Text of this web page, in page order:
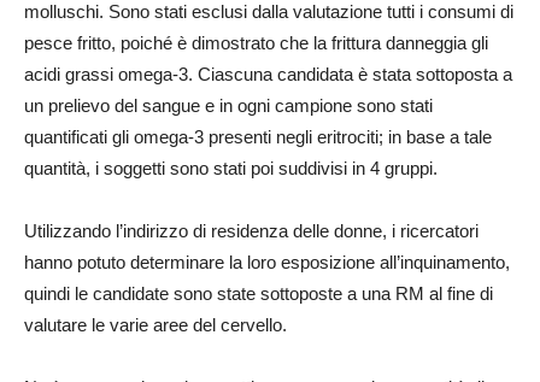
molluschi. Sono stati esclusi dalla valutazione tutti i consumi di
pesce fritto, poiché è dimostrato che la frittura danneggia gli
acidi grassi omega-3. Ciascuna candidata è stata sottoposta a
un prelievo del sangue e in ogni campione sono stati
quantificati gli omega-3 presenti negli eritrociti; in base a tale
quantità, i soggetti sono stati poi suddivisi in 4 gruppi.
Utilizzando l’indirizzo di residenza delle donne, i ricercatori
hanno potuto determinare la loro esposizione all’inquinamento,
quindi le candidate sono state sottoposte a una RM al fine di
valutare le varie aree del cervello.